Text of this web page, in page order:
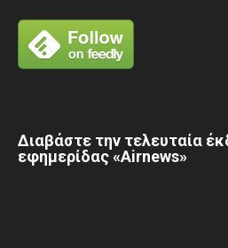
Διαβάστε την τελευταία
εφημερίδας «Airnews»